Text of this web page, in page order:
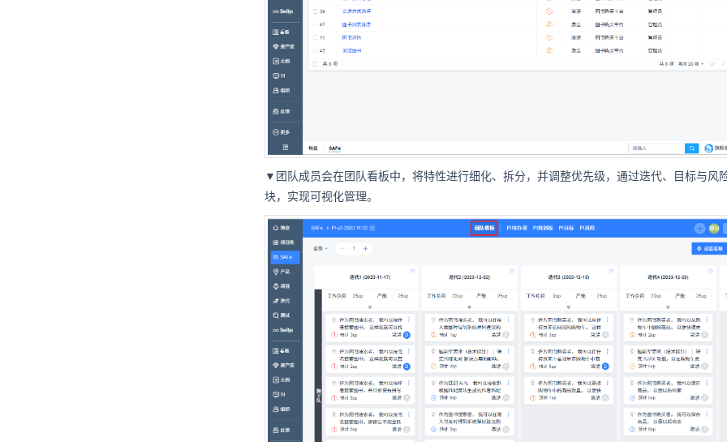
▼团队成员会在团队看板中，将特性进行细化、拆分，并调整优先级，通过迭代、目标与风
块，实现可视化管理。